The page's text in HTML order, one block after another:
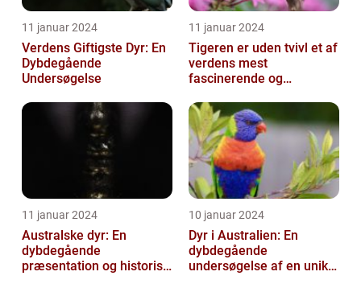
11 januar 2024
Verdens Giftigste Dyr: En
Dybdegående
Undersøgelse
11 januar 2024
Tigeren er uden tvivl et af
verdens mest
fascinerende og
11 januar 2024
Australske dyr: En
dybdegående
præsentation og historisk
10 januar 2024
Dyr i Australien: En
dybdegående
undersøgelse af en unik